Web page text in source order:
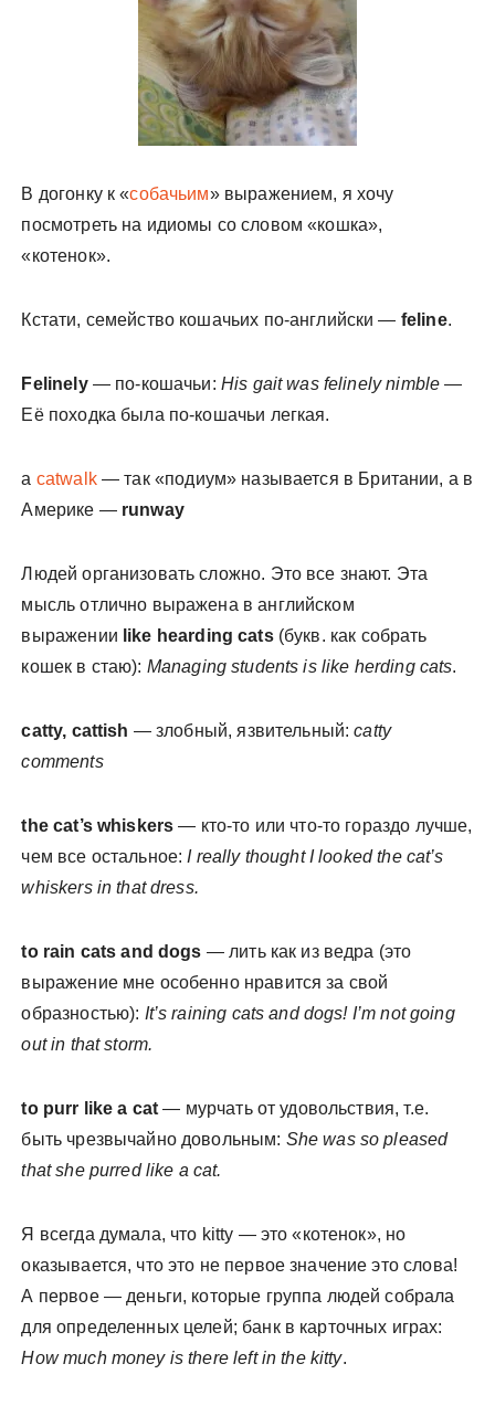
В догонку к «собачьим» выражением, я хочу
посмотреть на идиомы со словом «кошка»,
«котенок».
Кстати, семейство кошачьих по-английски — feline.
Felinely— по-кошачьи: His gait was felinely nimble—
Её походка была по-кошачьи легкая.
a catwalk— так «подиум» называется в Британии, а в
Америке — runway
Людей организовать сложно. Это все знают. Эта
мысль отлично выражена в английском
выражении like hearding cats(букв. как собрать
кошек в стаю): Managing students is like herding cats.
catty, cattish — злобный, язвительный:catty
comments
the cat’s whiskers — кто-то или что-то гораздо лучше,
чем все остальное: I really thought I looked the cat’s
whiskers in that dress.
to rain cats and dogs — лить как из ведра (это
выражение мне особенно нравится за свой
образностью): It’s raining cats and dogs! I’m not going
out in that storm.
to purr like a cat — мурчать от удовольствия, т.е.
быть чрезвычайно довольным: She was so pleased
that she purred like a cat.
Я всегда думала, что kitty — это «котенок», но
оказывается, что это не первое значение это слова!
А первое — деньги, которые группа людей собрала
для определенных целей; банк в карточных играх:
How much money is there left in the kitty.